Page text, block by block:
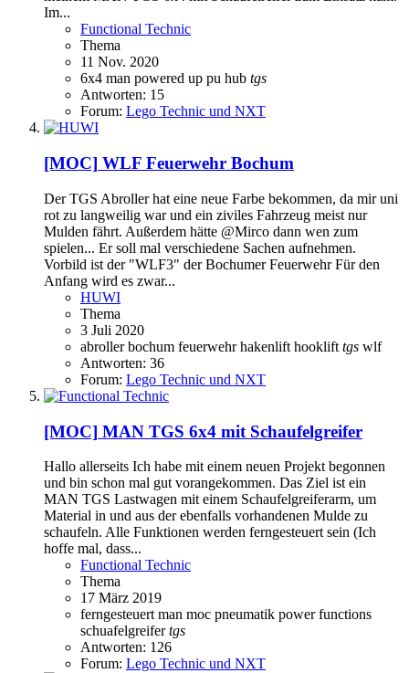
Im...
Functional Technic
Thema
11 Nov. 2020
6x4 man powered up pu hub tgs
Antworten: 15
Forum: Lego Technic und NXT
[MOC] WLF Feuerwehr Bochum
Der TGS Abroller hat eine neue Farbe bekommen, da mir uni
rot zu langweilig war und ein ziviles Fahrzeug meist nur
Mulden fährt. Außerdem hätte @Mirco dann wen zum
spielen... Er soll mal verschiedene Sachen aufnehmen.
Vorbild ist der "WLF3" der Bochumer Feuerwehr Für den
Anfang wird es zwar...
HUWI
Thema
3 Juli 2020
abrollerbochum feuerwehrhakenlift hooklift tgs wlf
Antworten: 36
Forum: Lego Technic und NXT
[MOC] MAN TGS 6x4 mit Schaufelgreifer
Hallo allerseits Ich habe mit einem neuen Projekt begonnen
und bin schon mal gut vorangekommen. Das Ziel ist ein
MAN TGS Lastwagen mit einem Schaufelgreiferarm, um
Material in und aus der ebenfalls vorhandenen Mulde zu
schaufeln. Alle Funktionen werden ferngesteuert sein (Ich
hoffe mal, dass...
Functional Technic
Thema
17 März 2019
ferngesteuert man moc pneumatik power functions
schuafelgreifertgs
Antworten: 126
Forum: Lego Technic und NXT